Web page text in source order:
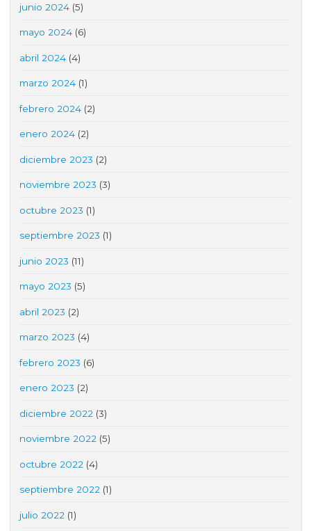
junio 2024 (5)
mayo 2024 (6)
abril 2024 (4)
marzo 2024 (1)
febrero 2024 (2)
enero 2024 (2)
diciembre 2023 (2)
noviembre 2023 (3)
octubre 2023 (1)
septiembre 2023 (1)
junio 2023 (11)
mayo 2023 (5)
abril 2023 (2)
marzo 2023 (4)
febrero 2023 (6)
enero 2023 (2)
diciembre 2022 (3)
noviembre 2022 (5)
octubre 2022 (4)
septiembre 2022 (1)
julio 2022 (1)